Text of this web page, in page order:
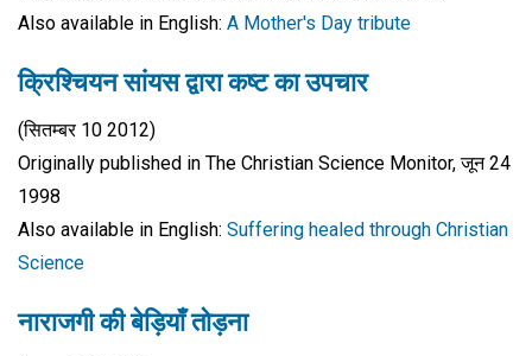
Also available in English: A Mother's Day tribute
क्रिश्चियन सांयस द्वारा कष्ट का उपचार
(सितम्बर 10 2012)
Originally published in The Christian Science Monitor, जून 24
1998
Also available in English: Suffering healed through Christian
Science
नाराजगी की बेड़ियाँ तोड़ना